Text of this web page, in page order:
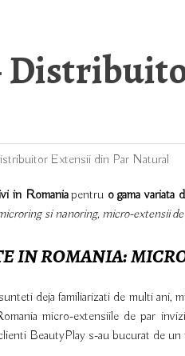
Extensii din Par Natural
in Romaniapentru o gama variata
si nanoring, micro-extensii
IN ROMANIA:
deja familiarizati de multi
micro-extensiile de par
BeautyPlay s-au bucurat de